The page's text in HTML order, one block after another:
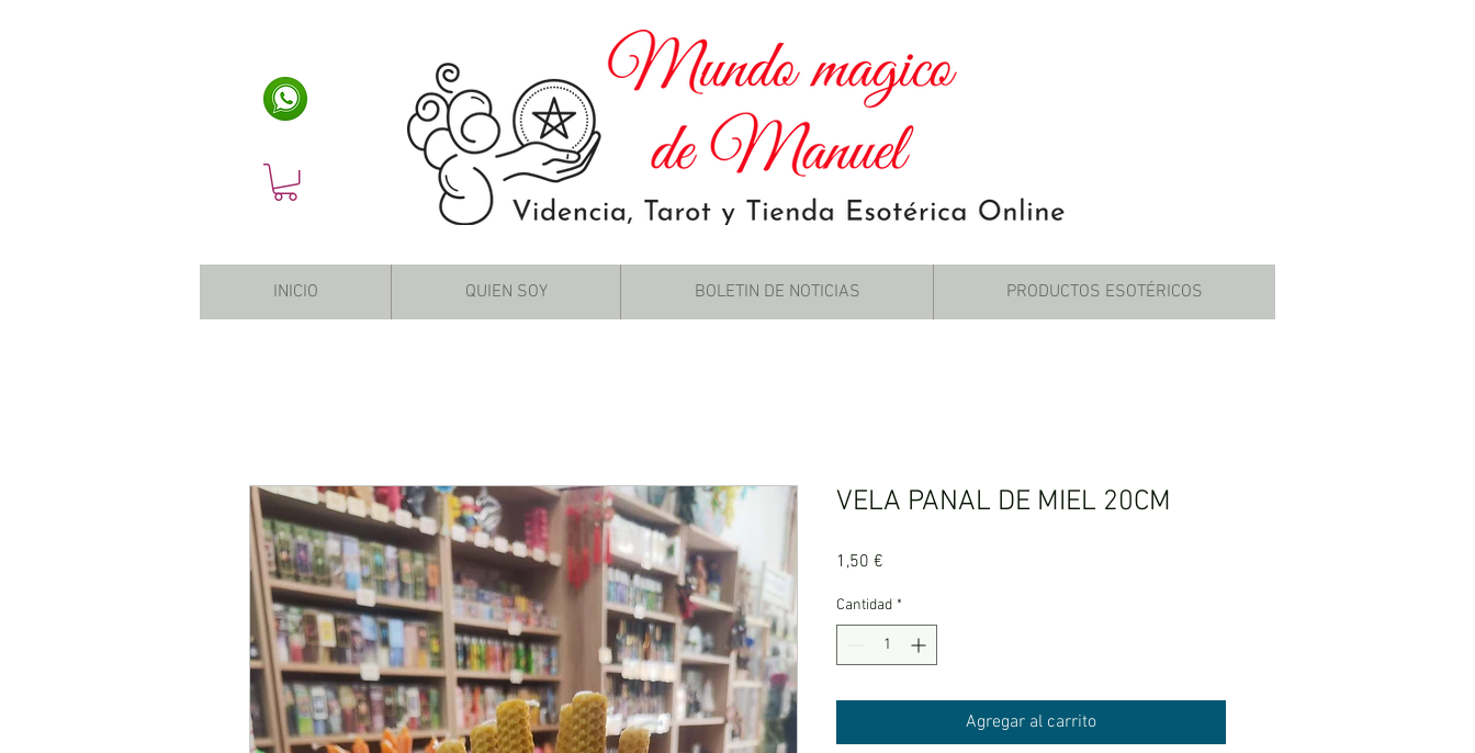
INICIO QUIEN SOY BOLETIN DE NOTICIAS PRODUCTOS ESOTÉRICOS
VELA PANAL DE MIEL 20CM
1,50 €
Cantidad *
Agregar al carrito